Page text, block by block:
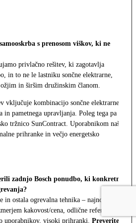
s prenosom viškov, ki ne
privlačno rešitev, ki zagotavlja
in to ne le lastniku sončne elektrarne,
in širšim družinskim članom.
vključuje kombinacijo sončne elektrarne,
in pametnega upravljanja. Poleg tega pa
tržnico SunContract. Uporabnikom naša
prihranke in večjo energetsko
zadnjo Bosch ponudbo, ki konkretno
in ostala ogrevalna tehnika – najnovejši
kakovost/cena, odlične reference,
uporabnikov, visoki prihranki. Preverite